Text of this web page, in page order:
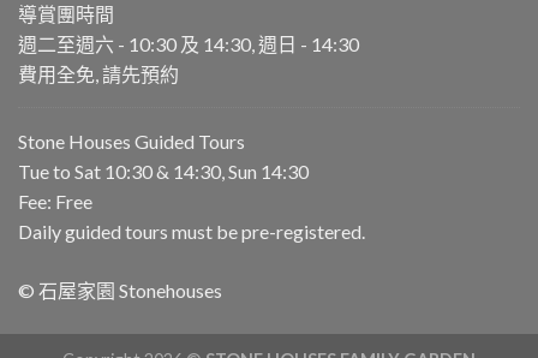
導賞團時間
週二至週六 - 10:30 及 14:30, 週日 - 14:30
費用全免, 請先預約
Stone Houses Guided Tours
Tue to Sat 10:30 & 14:30, Sun 14:30
Fee: Free
Daily guided tours must be pre-registered.
© 石屋家園 Stonehouses